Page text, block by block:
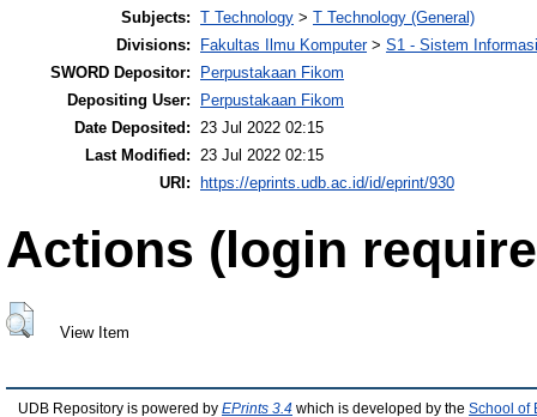
Subjects: T Technology > T Technology (General)
Divisions:
Fakultas Ilmu Komputer> S1 - Sistem Informasi
SWORD Depositor:
Perpustakaan Fikom
Depositing User:
Perpustakaan Fikom
Date Deposited:
23 Jul 2022 02:15
Last Modified:
23 Jul 2022 02:15
URI:
https://eprints.udb.ac.id/id/eprint/930
Actions (login
View Item
UDB Repository is powered by EPrints 3.4 which is developed by the School of